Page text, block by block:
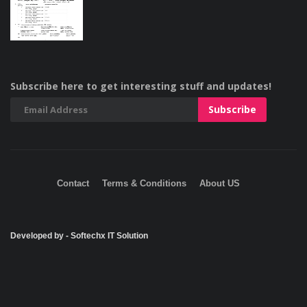
Subscribe here to get interesting stuff and updates!
Contact Terms & Conditions About US
Developed by - Softechx IT Solution